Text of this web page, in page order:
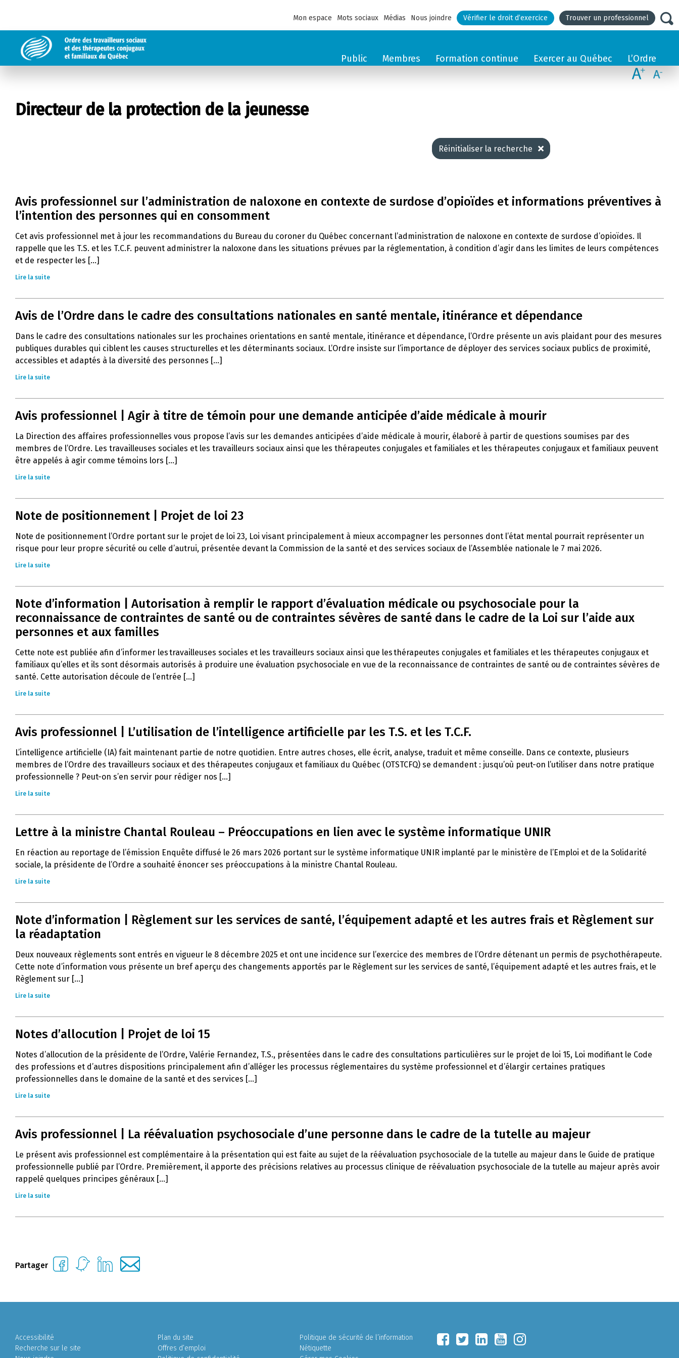
Mon espace Mots sociaux Médias Nous joindre Vérifier le droit d’exercice Trouver un professionnel
Public Membres Formation continue Exercer au Québec L’Ordre
Directeur de la protection de la jeunesse
Réinitialiser la recherche
Avis professionnel sur l’administration de naloxone en contexte de surdose d’opioïdes et informations préventives à
l’intention des personnes qui en consomment
Cet avis professionnel met à jour les recommandations du Bureau du coroner du Québec concernant l’administration de naloxone en contexte de surdose d’opioïdes. Il
rappelle que les T.S. et les T.C.F. peuvent administrer la naloxone dans les situations prévues par la réglementation, à condition d’agir dans les limites de leurs compétences
et de respecter les [...]
Lire la suite
Avis de l’Ordre dans le cadre des consultations nationales en santé mentale, itinérance et dépendance
Dans le cadre des consultations nationales sur les prochaines orientations en santé mentale, itinérance et dépendance, l’Ordre présente un avis plaidant pour des mesures
publiques durables qui ciblent les causes structurelles et les déterminants sociaux. L’Ordre insiste sur l’importance de déployer des services sociaux publics de proximité,
accessibles et adaptés à la diversité des personnes [...]
Lire la suite
Avis professionnel | Agir à titre de témoin pour une demande anticipée d’aide médicale à mourir
La Direction des affaires professionnelles vous propose l’avis sur les demandes anticipées d’aide médicale à mourir, élaboré à partir de questions soumises par des
membres de l’Ordre. Les travailleuses sociales et les travailleurs sociaux ainsi que les thérapeutes conjugales et familiales et les thérapeutes conjugaux et familiaux peuvent
être appelés à agir comme témoins lors [...]
Lire la suite
Note de positionnement | Projet de loi 23
Note de positionnement l’Ordre portant sur le projet de loi 23, Loi visant principalement à mieux accompagner les personnes dont l’état mental pourrait représenter un
risque pour leur propre sécurité ou celle d’autrui, présentée devant la Commission de la santé et des services sociaux de l’Assemblée nationale le 7 mai 2026.
Lire la suite
Note d’information | Autorisation à remplir le rapport d’évaluation médicale ou psychosociale pour la
reconnaissance de contraintes de santé ou de contraintes sévères de santé dans le cadre de la Loi sur l’aide aux
personnes et aux familles
Cette note est publiée afin d’informer les travailleuses sociales et les travailleurs sociaux ainsi que les thérapeutes conjugales et familiales et les thérapeutes conjugaux et
familiaux qu’elles et ils sont désormais autorisés à produire une évaluation psychosociale en vue de la reconnaissance de contraintes de santé ou de contraintes sévères de
santé. Cette autorisation découle de l’entrée [...]
Lire la suite
Avis professionnel | L’utilisation de l’intelligence artificielle par les T.S. et les T.C.F.
L’intelligence artificielle (IA) fait maintenant partie de notre quotidien. Entre autres choses, elle écrit, analyse, traduit et même conseille. Dans ce contexte, plusieurs
membres de l’Ordre des travailleurs sociaux et des thérapeutes conjugaux et familiaux du Québec (OTSTCFQ) se demandent : jusqu’où peut-on l’utiliser dans notre pratique
professionnelle ? Peut-on s’en servir pour rédiger nos [...]
Lire la suite
Lettre à la ministre Chantal Rouleau – Préoccupations en lien avec le système informatique UNIR
En réaction au reportage de l’émission Enquête diffusé le 26 mars 2026 portant sur le système informatique UNIR implanté par le ministère de l’Emploi et de la Solidarité
sociale, la présidente de l’Ordre a souhaité énoncer ses préoccupations à la ministre Chantal Rouleau.
Lire la suite
Note d’information | Règlement sur les services de santé, l’équipement adapté et les autres frais et Règlement sur
la réadaptation
Deux nouveaux règlements sont entrés en vigueur le 8 décembre 2025 et ont une incidence sur l’exercice des membres de l’Ordre détenant un permis de psychothérapeute.
Cette note d’information vous présente un bref aperçu des changements apportés par le Règlement sur les services de santé, l’équipement adapté et les autres frais, et le
Règlement sur [...]
Lire la suite
Notes d’allocution | Projet de loi 15
Notes d’allocution de la présidente de l’Ordre, Valérie Fernandez, T.S., présentées dans le cadre des consultations particulières sur le projet de loi 15, Loi modifiant le Code
des professions et d’autres dispositions principalement afin d’alléger les processus réglementaires du système professionnel et d’élargir certaines pratiques
professionnelles dans le domaine de la santé et des services [...]
Lire la suite
Avis professionnel | La réévaluation psychosociale d’une personne dans le cadre de la tutelle au majeur
Le présent avis professionnel est complémentaire à la présentation qui est faite au sujet de la réévaluation psychosociale de la tutelle au majeur dans le Guide de pratique
professionnelle publié par l’Ordre. Premièrement, il apporte des précisions relatives au processus clinique de réévaluation psychosociale de la tutelle au majeur après avoir
rappelé quelques principes généraux [...]
Lire la suite
Partager
Accessibilité
Recherche sur le site
Plan du site
Offres d’emploi
Politique de sécurité de l’information
Nétiquette